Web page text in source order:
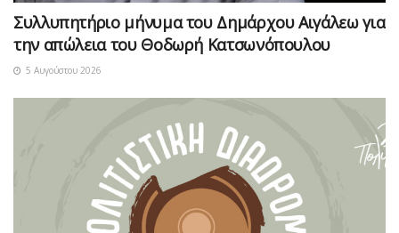
Συλλυπητήριο μήνυμα του Δημάρχου Αιγάλεω για
την απώλεια του Θοδωρή Κατσωνόπουλου
5 Αυγούστου 2026